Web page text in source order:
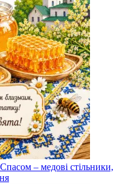
– медові стільники,